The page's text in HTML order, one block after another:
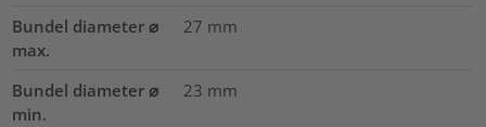
Bundel diameter ⌀
max.
27 mm
Bundel diameter ⌀
min.
23 mm